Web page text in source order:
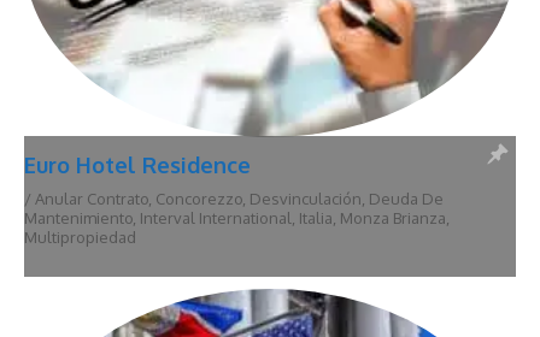
Euro Hotel Residence
/ Anular Contrato, Concorezzo, Desvinculación, Deuda De
Mantenimiento, Interval International, Italia, Monza Brianza,
Multipropiedad